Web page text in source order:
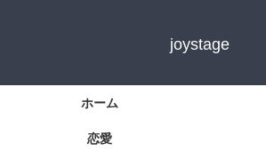
joystage
ホーム
恋愛